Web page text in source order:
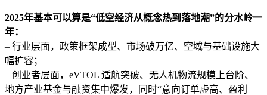
2025年基本可以算是“低空经济从概念热到落地潮”的分水岭一
年：
– 行业层面，政策框架成型、市场破万亿、空域与基础设施大
幅扩容；
– 创业者层面，eVTOL 适航突破、无人机物流规模上台阶、
地方产业基金与融资集中爆发，同时“意向订单虚高、盈利